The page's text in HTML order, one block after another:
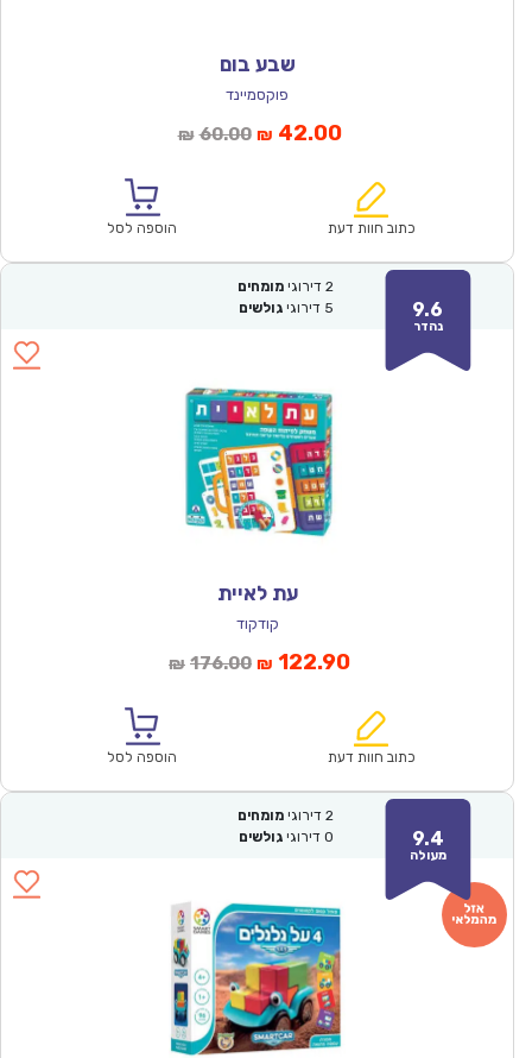
שבע בום
פוקסמיינד
₪ 60.00המחיר
₪60.00.
₪ 42.00המחיר
הוא:
כתוב חוות דעת הוספה לסל
9.6
נהדר
2 דירוגי מומחים
5 דירוגי גולשים
עת לאיית
קודקוד
₪ 176.00המחיר
₪176.00.
₪ 122.90המחיר
הוא:
כתוב חוות דעת הוספה לסל
9.4
מעולה
2 דירוגי מומחים
0 דירוגי גולשים